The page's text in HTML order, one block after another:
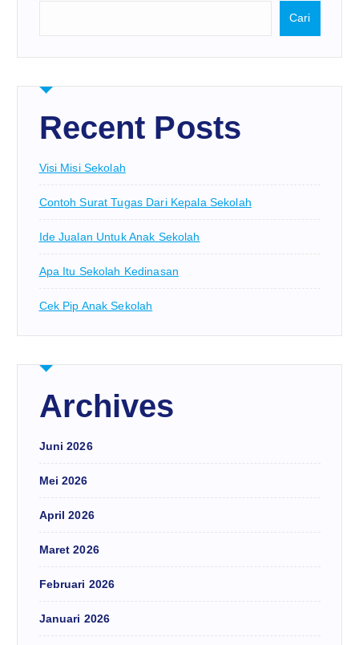
Cari
Recent Posts
Visi Misi Sekolah
Contoh Surat Tugas Dari Kepala Sekolah
Ide Jualan Untuk Anak Sekolah
Apa Itu Sekolah Kedinasan
Cek Pip Anak Sekolah
Archives
Juni 2026
Mei 2026
April 2026
Maret 2026
Februari 2026
Januari 2026